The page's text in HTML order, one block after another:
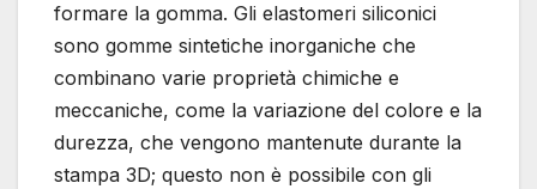
formare la gomma. Gli elastomeri siliconici
sono gomme sintetiche inorganiche che
combinano varie proprietà chimiche e
meccaniche, come la variazione del colore e la
durezza, che vengono mantenute durante la
stampa 3D; questo non è possibile con gli